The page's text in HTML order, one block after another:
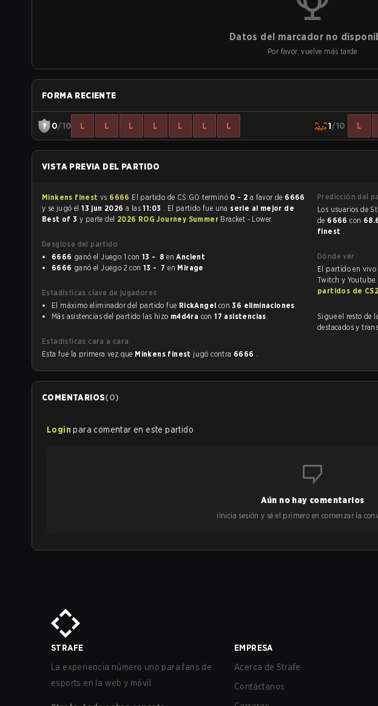
Datos del marcador no
Por favor, vuelve más tarde
FORMA RECIENTE
0/10 L L L L L L L 1/10 L
VISTA PREVIA DEL PARTIDO
Minkens finest vs 6666 El partido de CS:GO terminó 0 - 2 a favor de 6666
y se jugó el13 jun 2026 a las11:03 . El partido fue una serie al mejor de
Best of 3 y parte del 2026 ROG Journey Summer Bracket - Lower.
Desglose del partido
6666
ganó el Juego 1 con 13 - 8 enAncient
6666
ganó el Juego 2 con 13 - 7 en Mirage
Estadísticas clave de jugadores
El máximo eliminador del partido fue RickAngel con36 eliminaciones.
Más asistencias del partido las hizo m4d4ra con17 asistencias.
Estadísticas cara a cara
Esta fue la primera vez que Minkens finest jugó contra 6666 .
Predicción del
Los usuarios de Strafe tenían un favorito en este partido, y
de 6666con
finest .
Dónde ver
El partido en vivo
Twitch y
partidos de CS2
Sigue el resto de
destacados y
COMENTARIOS(0)
Login para comentar en este partido
Aún no hay comentarios
¡Inicia sesión y sé el primero en comenzar la
STRAFE
La experiencia número uno para fans de
esports en la web y móvil.
EMPRESA
Acerca de Strafe
Contáctanos